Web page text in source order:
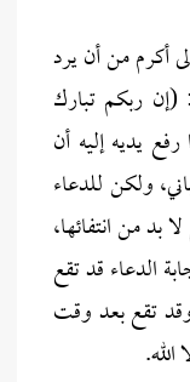
أكرم من أن يرد
ربكم تبارك
يديه إليه أن
ولكن للدعاء
بد من انتفائها،
الدعاء قد تقع
تقع بعد وقت